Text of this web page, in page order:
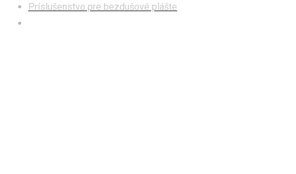
Príslušenstvo pre bezdušové plášte